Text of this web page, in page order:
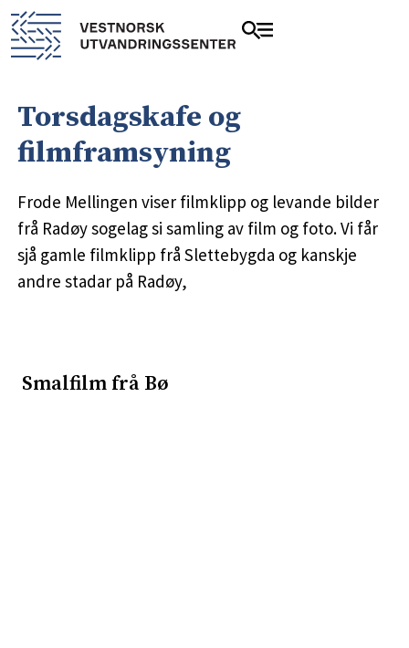
Torsdagskafe og
filmframsyning
Frode Mellingen viser filmklipp og levande bilder
frå Radøy sogelag si samling av film og foto. Vi får
sjå gamle filmklipp frå Slettebygda og kanskje
andre stadar på Radøy,
Smalfilm frå Bø